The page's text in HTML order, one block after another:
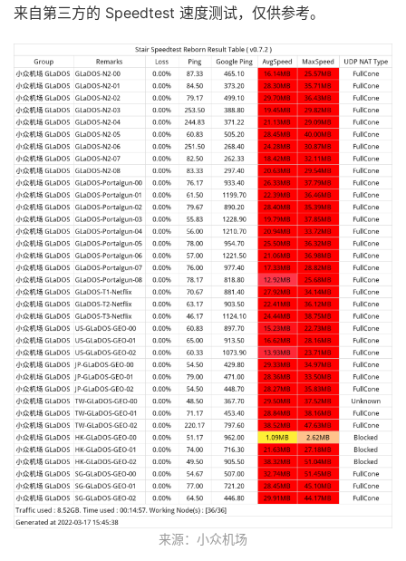
来自第三方的 Speedtest 速度测试，仅供参考。
来源：小众机场